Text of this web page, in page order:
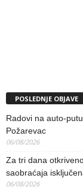
POSLEDNJE OBJAVE
Radovi na auto-
Požarevac
06/08/2026
Za tri dana
saobraćaja
06/08/2026